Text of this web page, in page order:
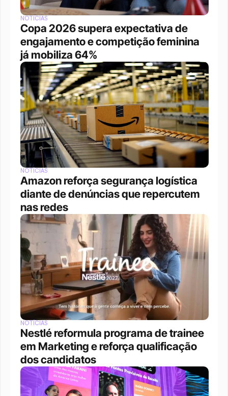
NOTÍCIAS
Copa 2026 supera expectativa de
engajamento e competição feminina
já mobiliza 64%
NOTÍCIAS
Amazon reforça segurança logística
diante de denúncias que repercutem
nas redes
NOTÍCIAS
Nestlé reformula programa de trainee
em Marketing e reforça qualificação
dos candidatos